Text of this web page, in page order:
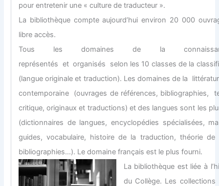
pour entretenir une « culture de traducteur ».
La bibliothèque compte aujourd’hui environ 20 000
libre accès.
Tous les domaines de la
représentés et organisés selon les 10 classes de la
(langue originale et traduction). Les domaines de la
contemporaine (ouvrages de références, bibliographies,
critique, originaux et traductions) et des langues sont les
(dictionnaires de langues, encyclopédies spécialisées,
guides, vocabulaire, histoire de la traduction, théorie de
bibliographies…). Le domaine français est le plus fourni.
La bibliothèque est liée à
du Collège. Les collections